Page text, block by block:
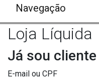
Navegação
Loja Líquida
Já sou cliente
E-mail ou CPF